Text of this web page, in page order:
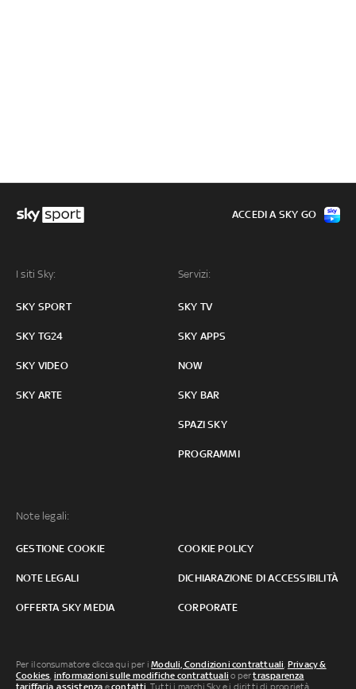
I siti Sky:
SKY SPORT
SKY TG24
SKY VIDEO
SKY ARTE
Servizi:
SKY TV
SKY APPS
NOW
SKY BAR
SPAZI SKY
PROGRAMMI
Note legali:
GESTIONE COOKIE COOKIE POLICY
NOTE LEGALI DICHIARAZIONE DI ACCESSIBILITÀ
OFFERTA SKY MEDIA CORPORATE
ACCEDI A SKY GO
Per il consumatore clicca qui per iModuli, Condizioni contrattuali, Privacy &
Cookies, informazioni sulle modifiche contrattuali o pertrasparenza